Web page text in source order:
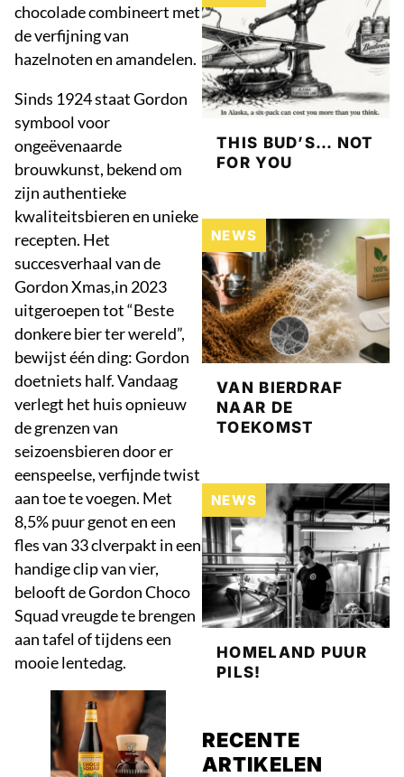
chocolade combineert met
de verfijning van
hazelnoten en amandelen.
Sinds 1924 staat Gordon
symbool voor
ongeëvenaarde
brouwkunst, bekend om
zijn authentieke
kwaliteitsbieren en unieke
recepten. Het
succesverhaal van de
Gordon Xmas,in 2023
uitgeroepen tot “Beste
donkere bier ter wereld”,
bewijst één ding: Gordon
doetniets half. Vandaag
verlegt het huis opnieuw
de grenzen van
seizoensbieren door er
eenspeelse, verfijnde twist
aan toe te voegen. Met
8,5% puur genot en een
fles van 33 clverpakt in een
handige clip van vier,
belooft de Gordon Choco
Squad vreugde te brengen
aan tafel of tijdens een
mooie lentedag.
THIS BUD’S… NOT
FOR YOU
NEWS
VAN BIERDRAF
NAAR DE
TOEKOMST
NEWS
HOMELAND PUUR
PILS!
RECENTE
ARTIKELEN